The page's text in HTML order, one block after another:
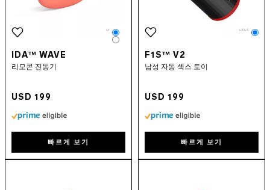
IDA™ WAVE
리모콘 진동기
USD 199
Color
Color
빠르게 보기
F1S™ V2
남성 자동 섹스 토이
USD 199
빠르게 보기